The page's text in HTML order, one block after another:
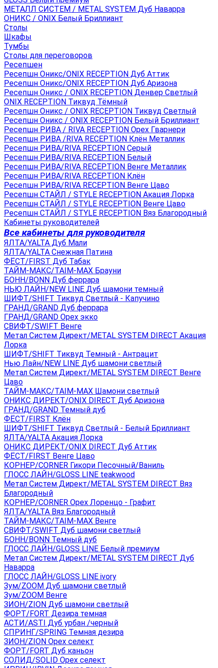
МЕТАЛЛ СИСТЕМ / METAL SYSTEM Дуб Наварра
ОНИКС / ONIX Белый Бриллиант
Столы
Шкафы
Тумбы
Столы для переговоров
Ресепшен
Ресепшн Оникс/ONIX RECEPTION Дуб Аттик
Ресепшн Оникс/ONIX RECEPTION Дуб Аризона
Ресепшн Оникс / ONIX RECEPTION Денвер Светлый
ONIX RECEPTION Тиквуд Тёмный
Ресепшн Оникс / ONIX RECEPTION Тиквуд Светлый
Ресепшн Оникс / ONIX RECEPTION Белый Бриллиант
Ресепшн РИВА / RIVA RECEPTION Орех Гварнери
Ресепшн РИВА /RIVA RECEPTION Клён Металлик
Ресепшн РИВА/RIVA RECEPTION Серый
Ресепшн РИВА/RIVA RECEPTION Белый
Ресепшн РИВА/RIVA RECEPTION Венге Металлик
Ресепшн РИВА/RIVA RECEPTION Клён
Ресепшн РИВА/RIVA RECEPTION Венге Цаво
Ресепшн СТАЙЛ / STYLE RECEPTION Акация Лорка
Ресепшн СТАЙЛ / STYLE RECEPTION Венге Цаво
Ресепшн СТАЙЛ / STYLE RECEPTION Вяз Благородный
Кабинеты руководителей
Все кабинеты для руководителя
ЯЛТА/YALTA Дуб Мали
ЯЛТА/YALTA Снежная Патина
ФЁСТ/FIRST Дуб Табак
ТАЙМ-МАКС/TAIM-MAX Брауни
БОНН/BONN Дуб феррара
НЬЮ ЛАЙН/NEW LINE Дуб шамони темный
ШИФТ/SHIFT Тиквуд Светлый - Капучино
ГРАНД/GRAND Дуб феррара
ГРАНД/GRAND Орех экко
СВИФТ/SWIFT Венге
Метал Систем Директ/METAL SYSTEM DIRECT Акация
Лорка
ШИФТ/SHIFT Тиквуд Темный - Антрацит
Нью Лайн/NEW LINE Дуб шамони светлый
Метал Систем Директ/METAL SYSTEM DIRECT Венге
Цаво
ТАЙМ-МАКС/TAIM-MAX Шамони светлый
ОНИКС ДИРЕКТ/ONIX DIRECT Дуб Аризона
ГРАНД/GRAND Темный дуб
ФЁСТ/FIRST Клён
ШИФТ/SHIFT Тиквуд Светлый - Белый Бриллиант
ЯЛТА/YALTA Акация Лорка
ОНИКС ДИРЕКТ/ONIX DIRECT Дуб Аттик
ФЁСТ/FIRST Венге Цаво
КОРНЕР/CORNER Гикори Песочный/Ваниль
ГЛОСС ЛАЙН/GLOSS LINE teakwood
Метал Систем Директ/METAL SYSTEM DIRECT Вяз
Благородный
КОРНЕР/CORNER Орех Лоренцо - Графит
ЯЛТА/YALTA Вяз Благородный
ТАЙМ-МАКС/TAIM-MAX Венге
СВИФТ/SWIFT Дуб шамони светлый
БОНН/BONN Темный дуб
ГЛОСС ЛАЙН/GLOSS LINE Белый премиум
Метал Систем Директ/METAL SYSTEM DIRECT Дуб
Наварра
ГЛОСС ЛАЙН/GLOSS LINE ivory
Зум/ZOOM Дуб шамони светлый
Зум/ZOOM Венге
ЗИОН/ZION Дуб шамони светлый
ФОРТ/FORT Дезира темная
АСТИ/ASTI Дуб урбан /черный
СПРИНГ/SPRING Темная дезира
ЗИОН/ZION Орех селект
ФОРТ/FORT Дуб каньон
СОЛИД/SOLID Орех селект